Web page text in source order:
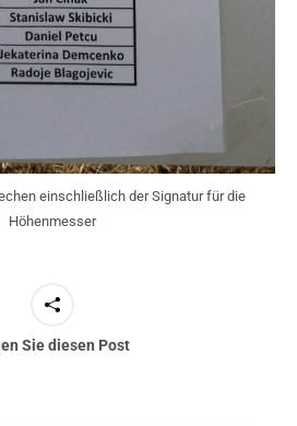
einschließlich der Signatur für die
Höhenmesser
Sie diesen Post